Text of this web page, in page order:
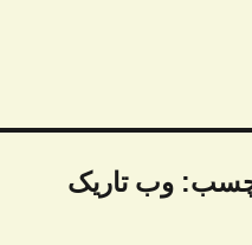
وب تاریک